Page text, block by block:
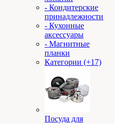
- Кондитерские
принадлежности
- Кухонные
аксессуары
- Магнитные
планки
Категории (+17)
Посуда для